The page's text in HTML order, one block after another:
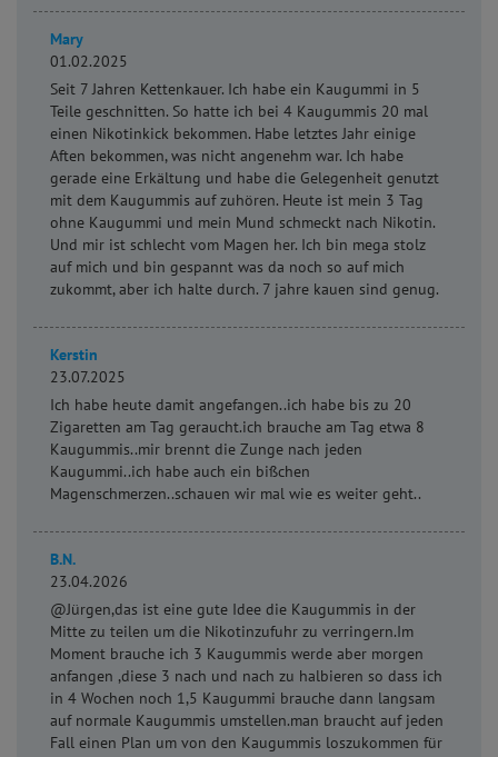
Mary
01.02.2025
Seit 7 Jahren Kettenkauer. Ich habe ein Kaugummi in 5
Teile geschnitten. So hatte ich bei 4 Kaugummis 20 mal
einen Nikotinkick bekommen. Habe letztes Jahr einige
Aften bekommen, was nicht angenehm war. Ich habe
gerade eine Erkältung und habe die Gelegenheit genutzt
mit dem Kaugummis auf zuhören. Heute ist mein 3 Tag
ohne Kaugummi und mein Mund schmeckt nach Nikotin.
Und mir ist schlecht vom Magen her. Ich bin mega stolz
auf mich und bin gespannt was da noch so auf mich
zukommt, aber ich halte durch. 7 jahre kauen sind genug.
Kerstin
23.07.2025
Ich habe heute damit angefangen..ich habe bis zu 20
Zigaretten am Tag geraucht.ich brauche am Tag etwa 8
Kaugummis..mir brennt die Zunge nach jeden
Kaugummi..ich habe auch ein bißchen
Magenschmerzen..schauen wir mal wie es weiter geht..
B.N.
23.04.2026
@Jürgen,das ist eine gute Idee die Kaugummis in der
Mitte zu teilen um die Nikotinzufuhr zu verringern.Im
Moment brauche ich 3 Kaugummis werde aber morgen
anfangen ,diese 3 nach und nach zu halbieren so dass ich
in 4 Wochen noch 1,5 Kaugummi brauche dann langsam
auf normale Kaugummis umstellen.man braucht auf jeden
Fall einen Plan um von den Kaugummis loszukommen für